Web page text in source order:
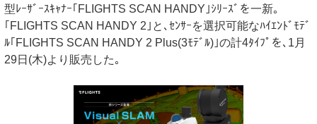
型ﾚｰｻﾞｰｽｷｬﾅｰ｢FLIGHTS SCAN HANDY｣ｼﾘｰｽﾞを一新｡
｢FLIGHTS SCAN HANDY 2｣と､ｾﾝｻｰを選択可能なﾊｲｴﾝﾄﾞﾓﾃﾞ
ﾙ｢FLIGHTS SCAN HANDY 2 Plus(3ﾓﾃﾞﾙ)｣の計4ﾀｲﾌﾟを､1月
29日(木)より販売した｡